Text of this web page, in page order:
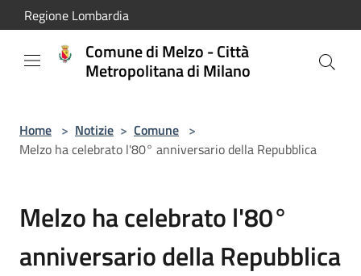
Salta al contenuto principale
Regione Lombardia
Comune di Melzo - Città
Metropolitana di Milano
Home > Notizie > Comune >
Melzo ha celebrato l'80° anniversario della Repubblica
Melzo ha celebrato l'80°
anniversario della Repubblica